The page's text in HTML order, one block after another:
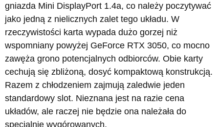
gniazda Mini DisplayPort 1.4a, co należy poczytywać
jako jedną z nielicznych zalet tego układu. W
rzeczywistości karta wypada dużo gorzej niż
wspomniany powyżej GeForce RTX 3050, co mocno
zawęża grono potencjalnych odbiorców. Obie karty
cechują się zbliżoną, dosyć kompaktową konstrukcją.
Razem z chłodzeniem zajmują zaledwie jeden
standardowy slot. Nieznana jest na razie cena
układów, ale raczej nie będzie ona należała do
specjalnie wygórowanych.